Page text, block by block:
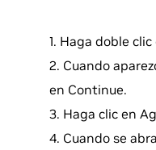
Haga doble clic
Cuando
en Continue.
Haga clic en
Cuando se